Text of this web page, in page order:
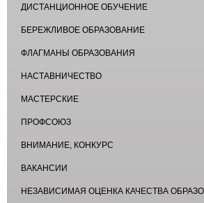
ДИСТАНЦИОННОЕ ОБУЧЕНИЕ
БЕРЕЖЛИВОЕ ОБРАЗОВАНИЕ
ФЛАГМАНЫ ОБРАЗОВАНИЯ
НАСТАВНИЧЕСТВО
МАСТЕРСКИЕ
ПРОФСОЮЗ
ВНИМАНИЕ, КОНКУРС
ВАКАНСИИ
НЕЗАВИСИМАЯ ОЦЕНКА КАЧЕСТВА